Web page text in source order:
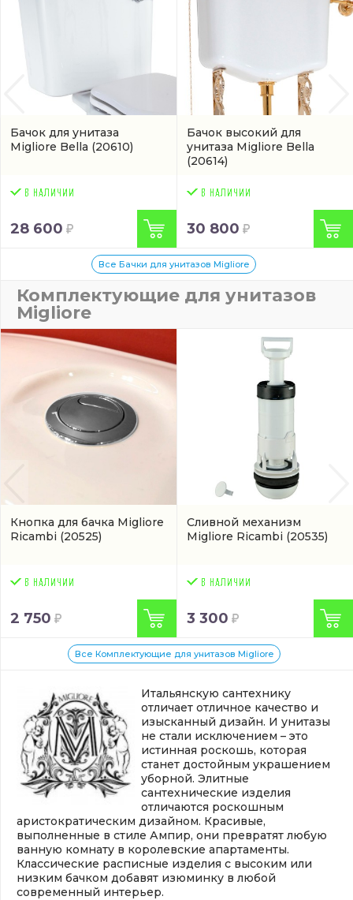
Бачок для унитаза
Migliore Bella (20610)
28 600
Бачок высокий для
унитаза Migliore Bella
(20614)
30 800
Все Бачки для унитазов Migliore
Комплектующие для унитазов
Migliore
Кнопка для бачка Migliore
Ricambi (20525)
2 750
Сливной механизм
Migliore Ricambi (20535)
3 300
Все Комплектующие для унитазов Migliore
Итальянскую сантехнику
отличает отличное качество и
изысканный дизайн. И унитазы
не стали исключением – это
истинная роскошь, которая
станет достойным украшением
уборной. Элитные
сантехнические изделия
отличаются роскошным
аристократическим дизайном. Красивые,
выполненные в стиле Ампир, они превратят любую
ванную комнату в королевские апартаменты.
Классические расписные изделия с высоким или
низким бачком добавят изюминку в любой
современный интерьер.